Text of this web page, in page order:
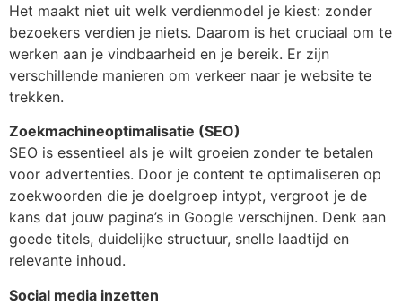
Het maakt niet uit welk verdienmodel je kiest: zonder
bezoekers verdien je niets. Daarom is het cruciaal om te
werken aan je vindbaarheid en je bereik. Er zijn
verschillende manieren om verkeer naar je website te
trekken.
Zoekmachineoptimalisatie (SEO)
SEO is essentieel als je wilt groeien zonder te betalen
voor advertenties. Door je content te optimaliseren op
zoekwoorden die je doelgroep intypt, vergroot je de
kans dat jouw pagina’s in Google verschijnen. Denk aan
goede titels, duidelijke structuur, snelle laadtijd en
relevante inhoud.
Social media inzetten